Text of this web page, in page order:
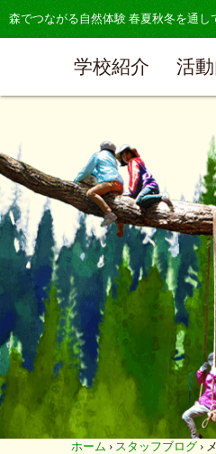
森でつながる自然体験 春夏秋冬を通し
学校紹介 活
ホーム › スタッフブログ ›